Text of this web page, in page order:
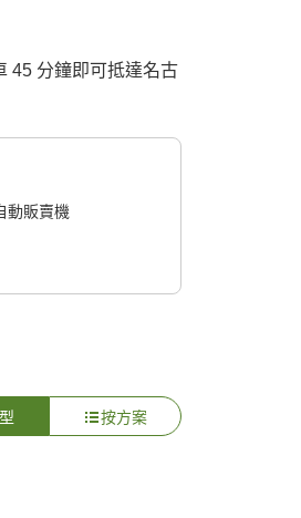
45 分鐘即可抵達名古
動販賣機
按方案